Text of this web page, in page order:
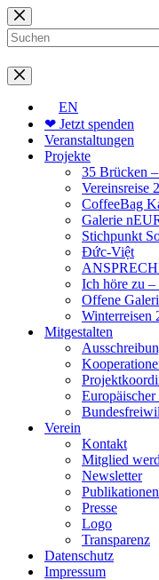
Zum
Inhalt
springen
Keine
Ergebnisse
EN
❤ Jetzt spenden
Veranstaltungen
Projekte
35 Brücken
Vereinsreise
CoffeeBag
Galerie
Stichpunkt
Đức-Việt
Ich höre zu –
Offene
Winterreisen
Mitgestalten
Verein
Kontakt
Mitglied
Newsletter
Publikationen
Presse
Logo
Transparenz
Datenschutz
Impressum